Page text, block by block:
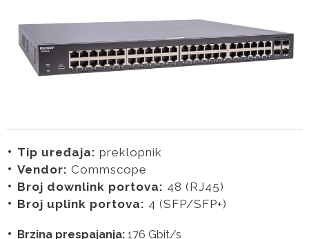
Tip uređaja: preklopnik
Vendor: Commscope
Broj downlink portova: 48 (RJ45)
Broj uplink portova: 4 (SFP/SFP+)
Brzina prespajanja: 176 Gbit/s